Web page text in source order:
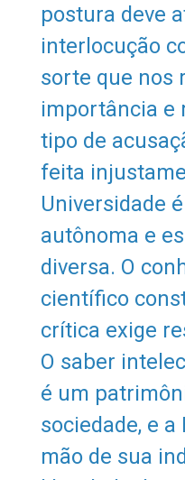
postura deve
interlocução
sorte que nos
importância e
tipo de
feita
Universidade
autônoma e
diversa. O
científico
crítica exige
O saber
é um
sociedade, e a
mão de sua